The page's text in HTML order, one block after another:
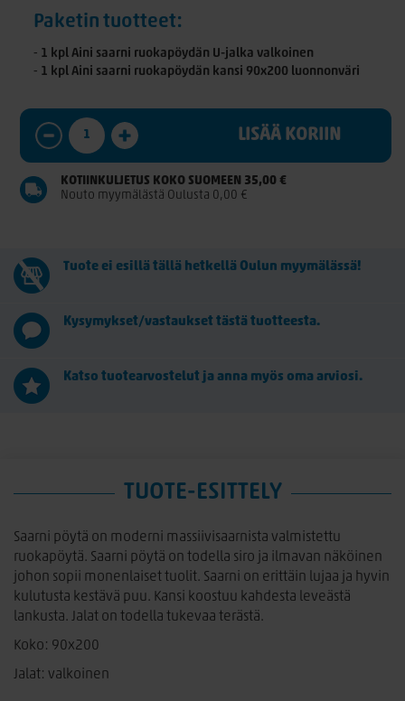
Paketin tuotteet:
⁃ 1 kpl Aini saarni ruokapöydän U-jalka valkoinen
⁃ 1 kpl Aini saarni ruokapöydän kansi 90x200 luonnonväri
LISÄÄ KORIIN
KOTIINKULJETUS KOKO SUOMEEN 35,00 €
Nouto myymälästä Oulusta 0,00 €
Tuote ei esillä tällä hetkellä Oulun myymälässä!
Kysymykset/vastaukset tästä tuotteesta.
Katso tuotearvostelut ja anna myös oma arviosi.
TUOTE-ESITTELY
Saarni pöytä on moderni massiivisaarnista valmistettu
ruokapöytä. Saarni pöytä on todella siro ja ilmavan näköinen
johon sopii monenlaiset tuolit. Saarni on erittäin lujaa ja hyvin
kulutusta kestävä puu. Kansi koostuu kahdesta leveästä
lankusta. Jalat on todella tukevaa terästä.
Koko: 90x200
Jalat: valkoinen